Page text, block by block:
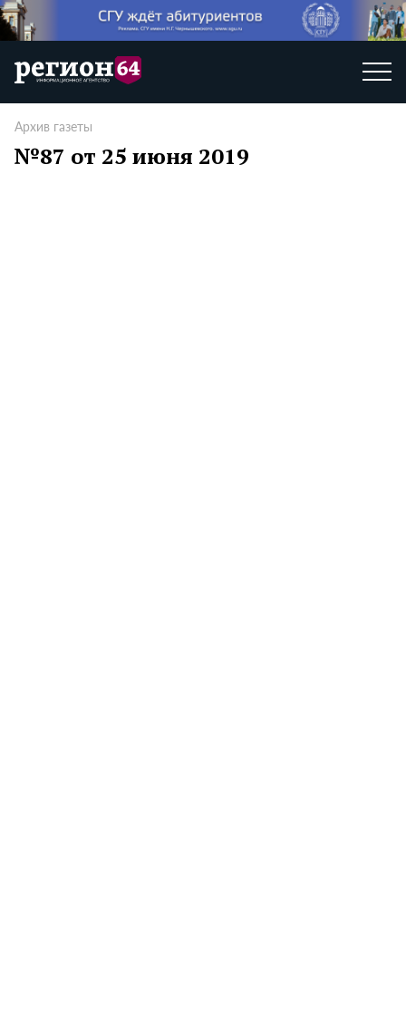
Архив газеты
№87 от 25 июня 2019